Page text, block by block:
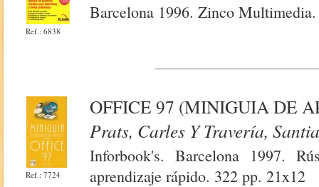
Ref.: 6838
Barcelona 1996. Zinco
Ref.: 7724
OFFICE 97 (MINIGUIA DE
Prats, Carles Y Travería,
Inforbook's. Barcelona 1997.
aprendizaje rápido. 322 pp. 21x12